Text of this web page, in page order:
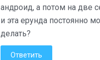
андроид, а потом на две
и эта ерунда постоянно
делать?
Ответить